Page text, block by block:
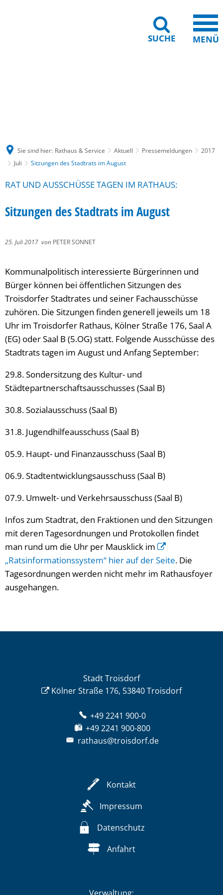
SUCHE MENÜ
Sie sind hier: Rathaus & Service Aktuell Pressemeldungen
2017
Juli
Sitzungen des Stadtrats im August
RAT UND AUSSCHÜSSE TAGEN IM RATHAUS:
Sitzungen des Stadtrats im August
25. Juli 2017 von PETER SONNET
Kommunalpolitisch interessierte Bürgerinnen und
Bürger können bei öffentlichen Sitzungen des
Troisdorfer Stadtrates und seiner Fachausschüsse
zuhören. Die Sitzungen finden generell jeweils um 18
Uhr im Troisdorfer Rathaus, Kölner Straße 176, Saal A
(EG) oder Saal B (5.OG) statt. Folgende Ausschüsse des
Stadtrats tagen im August und Anfang September:
29.8. Sondersitzung des Kultur- und
Städtepartnerschaftsausschusses (Saal B)
30.8. Sozialausschuss (Saal B)
31.8. Jugendhilfeausschuss (Saal B)
05.9. Haupt- und Finanzausschuss (Saal B)
06.9. Stadtentwicklungsausschuss (Saal B)
07.9. Umwelt- und Verkehrsausschuss (Saal B)
Infos zum Stadtrat, den Fraktionen und den Sitzungen
mit deren Tagesordnungen und Protokollen findet
man rund um die Uhr per Mausklick im
„Ratsinformationssystem“ hier auf der Seite. Die
Tagesordnungen werden nicht mehr im Rathausfoyer
ausgehangen.
Stadt Troisdorf
Kölner Straße 176, 53840 Troisdorf
+49 2241 900-0
+49 2241 900-800
rathaus@troisdorf.de
Kontakt
Impressum
Datenschutz
Anfahrt